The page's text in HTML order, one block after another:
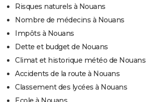
Risques naturels à Nouans
Nombre de médecins à Nouans
Impôts à Nouans
Dette et budget de Nouans
Climat et historique météo de Nouans
Accidents de la route à Nouans
Classement des lycées à Nouans